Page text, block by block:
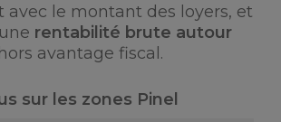
avec le montant des loyers, et
rentabilité brute autour
avantage fiscal.
sur les zones Pinel